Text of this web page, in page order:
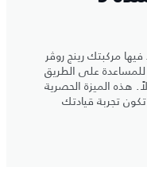
مركبتك رينج روڤر
على الطريق
كم، أيهما أولاً. هذه الميزة الحصرية
تجربة قيادتك